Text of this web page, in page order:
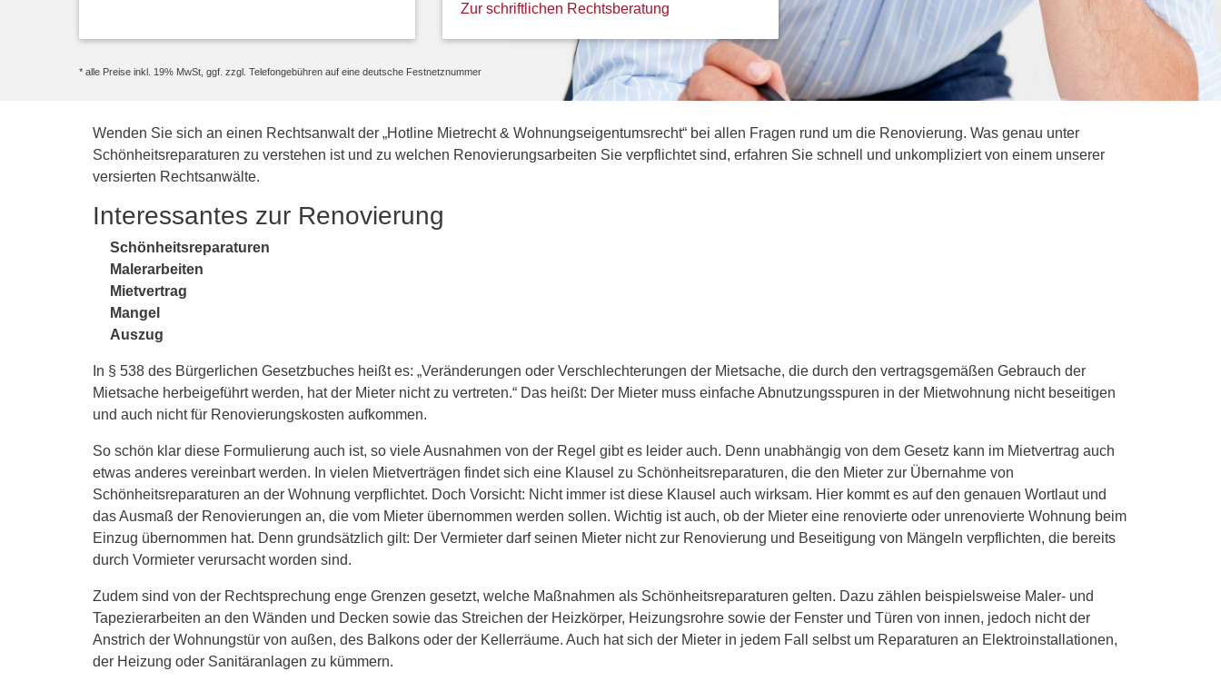
Zur schriftlichen Rechtsberatung
* alle Preise inkl. 19% MwSt, ggf. zzgl. Telefongebühren auf eine deutsche Festnetznummer
Wenden Sie sich an einen Rechtsanwalt der „Hotline Mietrecht & Wohnungseigentumsrecht“ bei allen Fragen rund um die Renovierung. Was genau unter
Schönheitsreparaturen zu verstehen ist und zu welchen Renovierungsarbeiten Sie verpflichtet sind, erfahren Sie schnell und unkompliziert von einem unserer
versierten Rechtsanwälte.
Interessantes zur Renovierung
Schönheitsreparaturen
Malerarbeiten
Mietvertrag
Mangel
Auszug
In § 538 des Bürgerlichen Gesetzbuches heißt es: „Veränderungen oder Verschlechterungen der Mietsache, die durch den vertragsgemäßen Gebrauch der
Mietsache herbeigeführt werden, hat der Mieter nicht zu vertreten.“ Das heißt: Der Mieter muss einfache Abnutzungsspuren in der Mietwohnung nicht beseitigen
und auch nicht für Renovierungskosten aufkommen.
So schön klar diese Formulierung auch ist, so viele Ausnahmen von der Regel gibt es leider auch. Denn unabhängig von dem Gesetz kann im Mietvertrag auch
etwas anderes vereinbart werden. In vielen Mietverträgen findet sich eine Klausel zu Schönheitsreparaturen, die den Mieter zur Übernahme von
Schönheitsreparaturen an der Wohnung verpflichtet. Doch Vorsicht: Nicht immer ist diese Klausel auch wirksam. Hier kommt es auf den genauen Wortlaut und
das Ausmaß der Renovierungen an, die vom Mieter übernommen werden sollen. Wichtig ist auch, ob der Mieter eine renovierte oder unrenovierte Wohnung beim
Einzug übernommen hat. Denn grundsätzlich gilt: Der Vermieter darf seinen Mieter nicht zur Renovierung und Beseitigung von Mängeln verpflichten, die bereits
durch Vormieter verursacht worden sind.
Zudem sind von der Rechtsprechung enge Grenzen gesetzt, welche Maßnahmen als Schönheitsreparaturen gelten. Dazu zählen beispielsweise Maler- und
Tapezierarbeiten an den Wänden und Decken sowie das Streichen der Heizkörper, Heizungsrohre sowie der Fenster und Türen von innen, jedoch nicht der
Anstrich der Wohnungstür von außen, des Balkons oder der Kellerräume. Auch hat sich der Mieter in jedem Fall selbst um Reparaturen an Elektroinstallationen,
der Heizung oder Sanitäranlagen zu kümmern.